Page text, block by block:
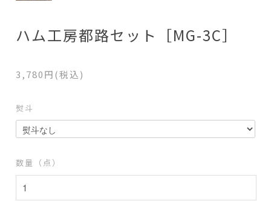
ハム工房都路セット［MG-3C］
3,780円(税込)
熨斗
数量（点）